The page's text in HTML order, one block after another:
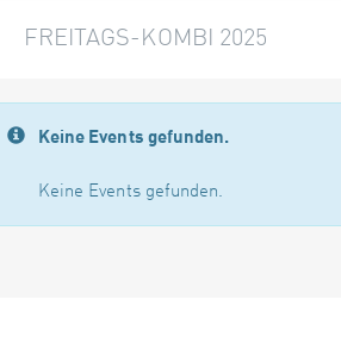
FREITAGS-KOMBI 2025
Keine Events gefunden.
Keine Events gefunden.